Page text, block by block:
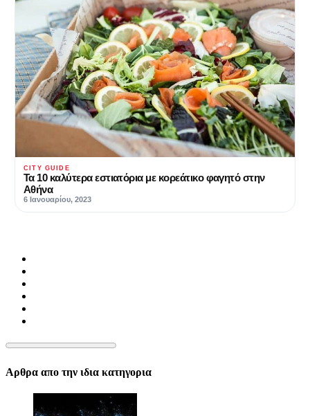
CITY GUIDE
Τα 10 καλύτερα εστιατόρια με κορεάτικο φαγητό στην
Αθήνα
6 Ιανουαρίου, 2023
Αρθρα απο την ιδια κατηγορια